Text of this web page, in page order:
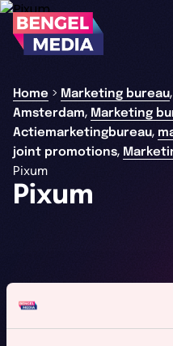
Home > Marketing bureau,
Amsterdam, Marketing
Actiemarketingbureau,
joint promotions,
Pixum
Pixum